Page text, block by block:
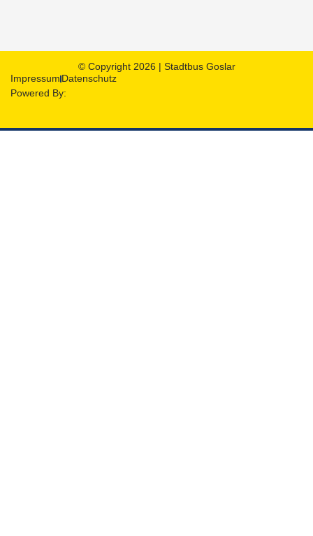
© Copyright 2026 | Stadtbus Goslar
Impressum Datenschutz
Powered By: